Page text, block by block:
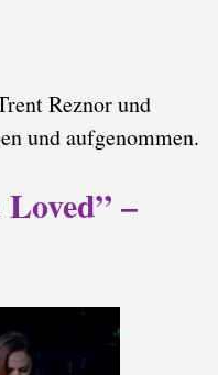
Reznor und
und aufgenommen.
Loved” –